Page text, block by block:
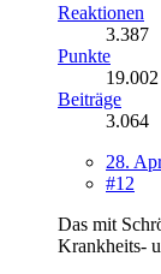
Reaktionen
3.387
Punkte
19.002
Beiträge
3.064
28.
#12
Das mit
Krankheits-